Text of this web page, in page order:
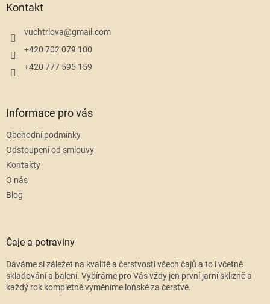
Kontakt
vuchtrlova@gmail.com
+420 702 079 100
+420 777 595 159
Informace pro vás
Obchodní podmínky
Odstoupení od smlouvy
Kontakty
O nás
Blog
Čaje a potraviny
Dáváme si záležet na kvalitě a čerstvosti všech čajů a to i včetně
skladování a balení. Vybíráme pro Vás vždy jen první jarní sklizně a
každý rok kompletně vyměníme loňské za čerstvé.